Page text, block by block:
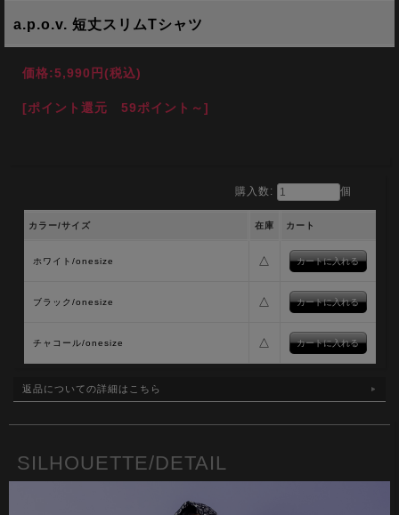
a.p.o.v. 短丈スリムTシャツ
価格:5,990円(税込)
[ポイント還元 59ポイント～]
購入数: 個
カラー/サイズ 在庫 カート
ホワイト/onesize △
ブラック/onesize △
チャコール/onesize △
返品についての詳細はこちら
SILHOUETTE/DETAIL